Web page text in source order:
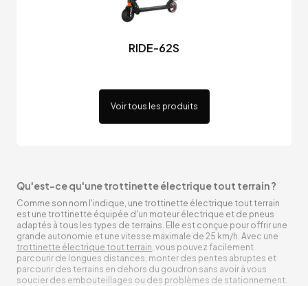
RIDE-62S
Voir tous les produits
Qu'est-ce qu'une trottinette électrique tout terrain ?
Comme son nom l'indique, une trottinette électrique tout terrain
est une trottinette équipée d'un moteur électrique et de pneus
adaptés à tous les types de terrains. Elle est conçue pour offrir une
grande autonomie et une vitesse maximale de 25 km/h. Avec une
trottinette électrique tout terrain, vous pouvez facilement
parcourir de longues distances, monter des pentes abruptes et
parcourir des terrains en dehors du goudron sans avoir à vous
soucier des embouteillages ou des problèmes de stationnement.